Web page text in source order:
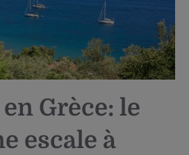
Grèce: le
escale à